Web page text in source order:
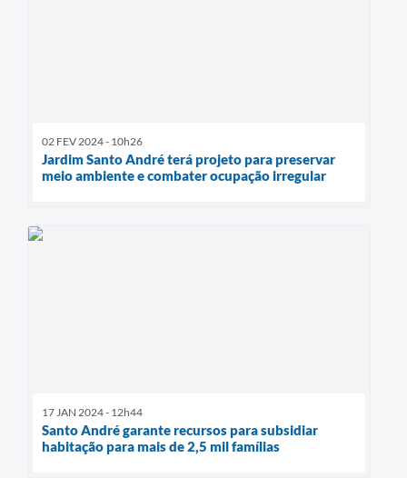
02 FEV 2024 - 10h26
Jardim Santo André terá projeto para preservar
meio ambiente e combater ocupação irregular
17 JAN 2024 - 12h44
Santo André garante recursos para subsidiar
habitação para mais de 2,5 mil famílias